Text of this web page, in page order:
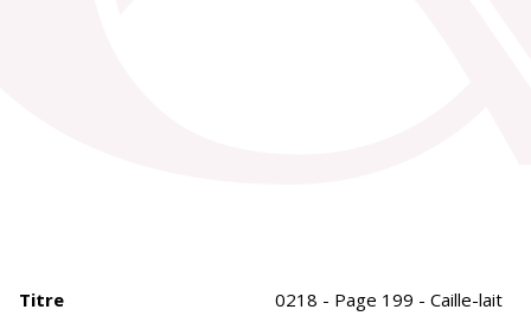
Titre
0218 - Page 199 - Caille-lait